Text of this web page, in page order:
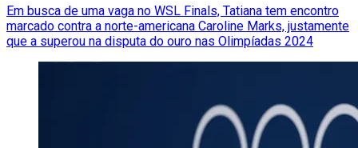
Em busca de uma vaga no WSL Finals, Tatiana tem encontro
marcado contra a norte-americana Caroline Marks, justamente
que a superou na disputa do ouro nas Olimpíadas 2024